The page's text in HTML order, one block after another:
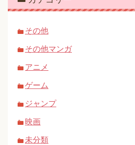
その他
その他マンガ
アニメ
ゲーム
ジャンプ
映画
未分類